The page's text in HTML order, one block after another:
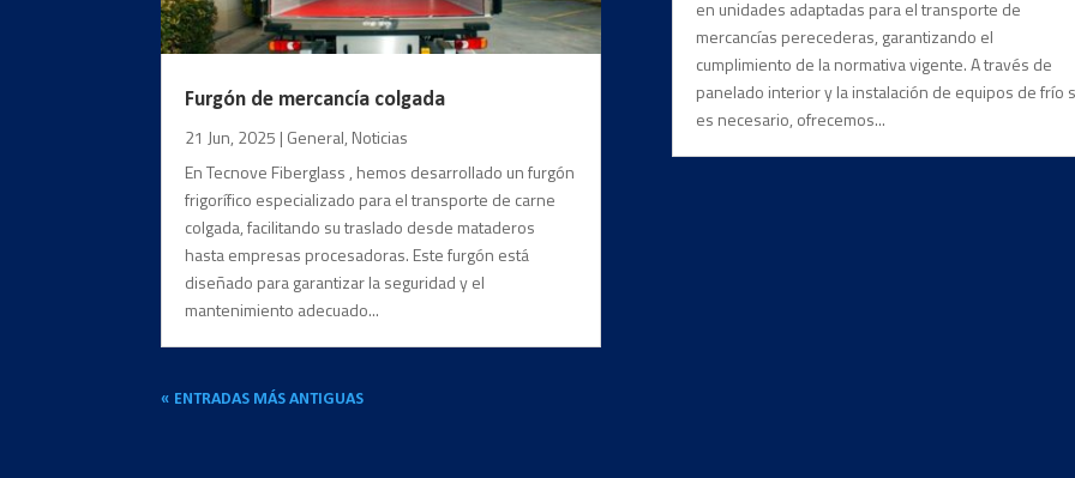
Furgón de mercancía colgada
21 Jun, 2025 | General, Noticias
En Tecnove Fiberglass , hemos desarrollado un furgón
frigorífico especializado para el transporte de carne
colgada, facilitando su traslado desde mataderos
hasta empresas procesadoras. Este furgón está
diseñado para garantizar la seguridad y el
mantenimiento adecuado...
en unidades adaptadas para el transporte de
mercancías perecederas, garantizando el
cumplimiento de la normativa vigente. A través de
panelado interior y la instalación de equipos de frío
es necesario, ofrecemos...
« ENTRADAS MÁS ANTIGUAS